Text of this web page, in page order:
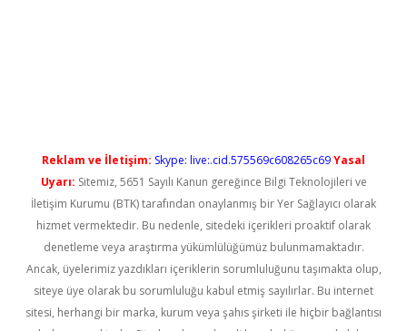
Reklam ve İletişim: Skype: live:.cid.575569c608265c69Yasal
Uyarı: Sitemiz, 5651 Sayılı Kanun gereğince Bilgi Teknolojileri ve
İletişim Kurumu (BTK) tarafından onaylanmış bir Yer Sağlayıcı olarak
hizmet vermektedir. Bu nedenle, sitedeki içerikleri proaktif olarak
denetleme veya araştırma yükümlülüğümüz bulunmamaktadır.
Ancak, üyelerimiz yazdıkları içeriklerin sorumluluğunu taşımakta olup,
siteye üye olarak bu sorumluluğu kabul etmiş sayılırlar. Bu internet
sitesi, herhangi bir marka, kurum veya şahıs şirketi ile hiçbir bağlantısı